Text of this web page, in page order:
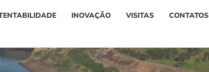
INOVAÇÃO VISITAS CONTATOS